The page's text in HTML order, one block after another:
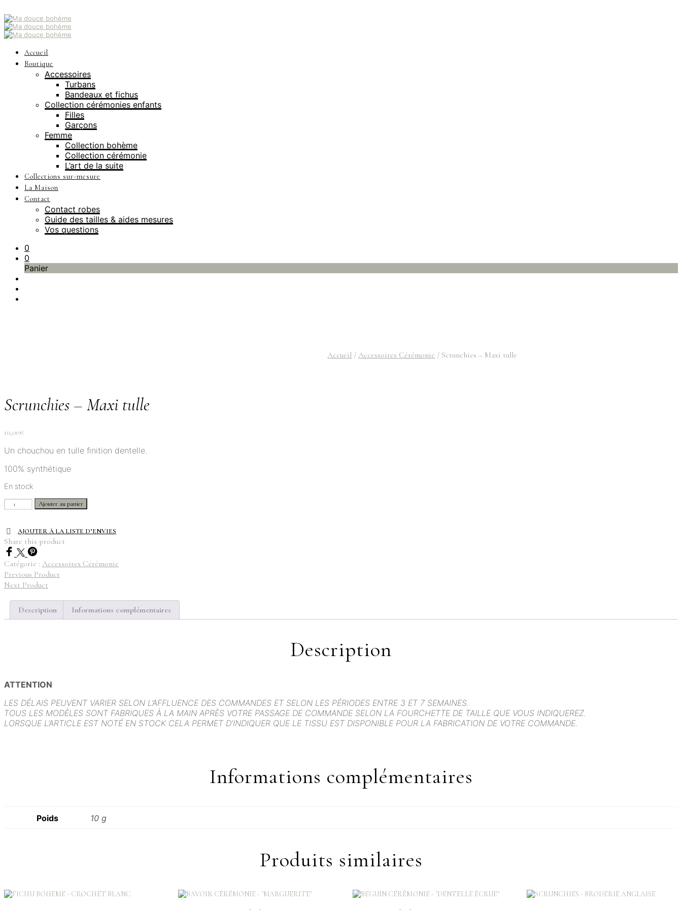
Accueil
Boutique
Accessoires
Turbans
Bandeaux et fichus
Collection cérémonies enfants
Filles
Garçons
Femme
Collection bohème
Collection cérémonie
L’art de la suite
Collections sur-mesure
La Maison
Contact
Contact robes
Guide des tailles & aides mesures
Vos questions
0
0
Panier
Accueil / Accessoires Cérémonie / Scrunchies – Maxi tulle
Scrunchies – Maxi tulle
10,00€
Un chouchou en tulle finition dentelle.
100% synthétique
En stock
quantité
de
Maxi
tulle
Ajouter au panier
AJOUTER À LA LISTE D’ENVIES
Share this product
Catégorie : Accessoires Cérémonie
Previous Product
Next Product
Description Informations complémentaires
Description
ATTENTION
LES DÉLAIS PEUVENT VARIER SELON L’AFFLUENCE DES COMMANDES ET SELON LES PÉRIODES ENTRE 3 ET 7 SEMAINES.
TOUS LES MODÈLES SONT FABRIQUES À LA MAIN APRÈS VOTRE PASSAGE DE COMMANDE SELON LA FOURCHETTE DE TAILLE QUE VOUS INDIQUEREZ.
LORSQUE L’ARTICLE EST NOTÉ EN STOCK CELA PERMET D’INDIQUER QUE LE TISSU EST DISPONIBLE POUR LA FABRICATION DE VOTRE COMMANDE.
Informations complémentaires
Poids 10 g
Produits similaires